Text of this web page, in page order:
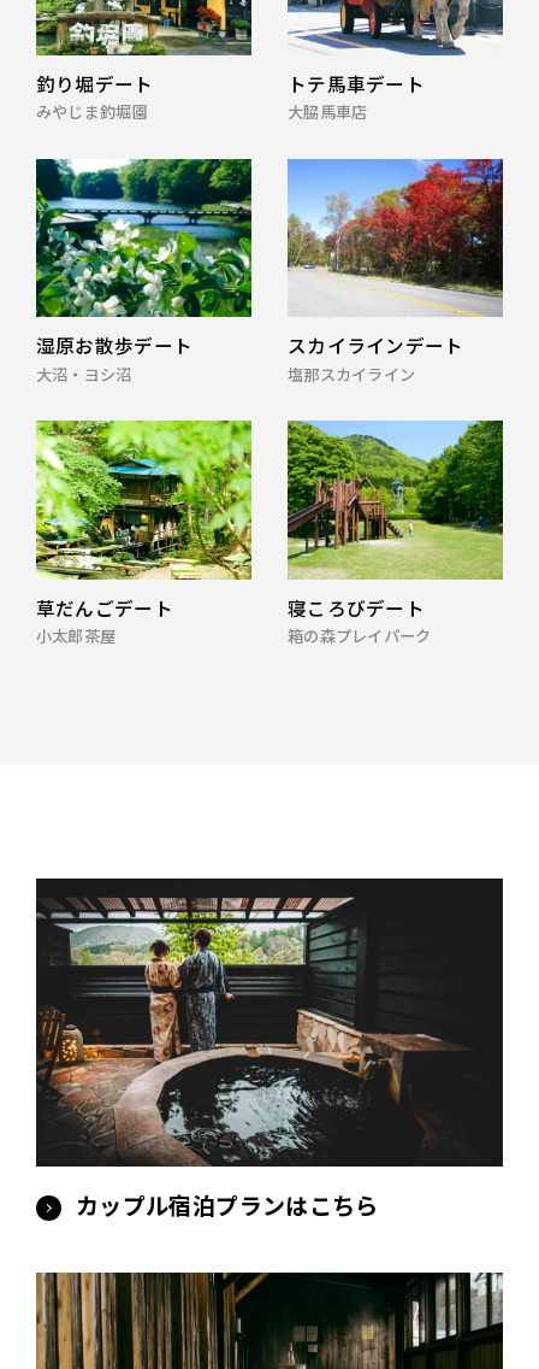
釣り堀デート
みやじま釣堀園
トテ馬車デート
大脇馬車店
湿原お散歩デート
大沼・ヨシ沼
スカイラインデート
塩那スカイライン
草だんごデート
小太郎茶屋
寝ころびデート
箱の森プレイパーク
カップル宿泊プランはこちら